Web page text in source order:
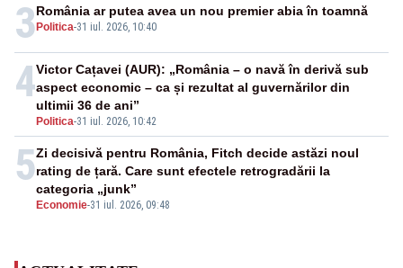
3 Politica-31 iul. 2026, 10:40
România ar putea avea un nou premier abia în toamnă
4
Politica-31 iul. 2026, 10:42
Victor Cațavei (AUR): „România – o navă în derivă sub
aspect economic – ca și rezultat al guvernărilor din
ultimii 36 de ani”
5
Economie-31 iul. 2026, 09:48
Zi decisivă pentru România, Fitch decide astăzi noul
rating de țară. Care sunt efectele retrogradării la
categoria „junk”